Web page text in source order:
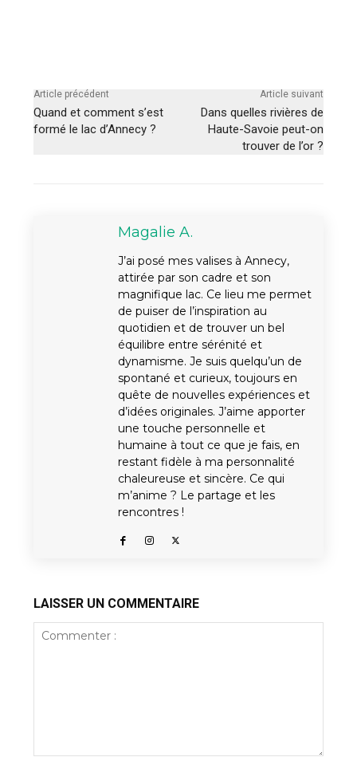
Article précédent
Quand et comment s’est
formé le lac d’Annecy ?
Article suivant
Dans quelles rivières de
Haute-Savoie peut-on
trouver de l’or ?
Magalie A.
J’ai posé mes valises à Annecy,
attirée par son cadre et son
magnifique lac. Ce lieu me permet
de puiser de l’inspiration au
quotidien et de trouver un bel
équilibre entre sérénité et
dynamisme. Je suis quelqu’un de
spontané et curieux, toujours en
quête de nouvelles expériences et
d’idées originales. J’aime apporter
une touche personnelle et
humaine à tout ce que je fais, en
restant fidèle à ma personnalité
chaleureuse et sincère. Ce qui
m’anime ? Le partage et les
rencontres !
LAISSER UN COMMENTAIRE